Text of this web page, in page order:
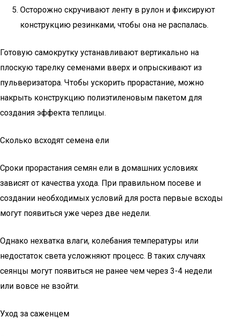
Осторожно скручивают ленту в рулон и фиксируют
конструкцию резинками, чтобы она не распалась.
Готовую самокрутку устанавливают вертикально на
плоскую тарелку семенами вверх и опрыскивают из
пульверизатора. Чтобы ускорить прорастание, можно
накрыть конструкцию полиэтиленовым пакетом для
создания эффекта теплицы.
Сколько всходят семена ели
Сроки прорастания семян ели в домашних условиях
зависят от качества ухода. При правильном посеве и
создании необходимых условий для роста первые всходы
могут появиться уже через две недели.
Однако нехватка влаги, колебания температуры или
недостаток света усложняют процесс. В таких случаях
сеянцы могут появиться не ранее чем через 3-4 недели
или вовсе не взойти.
Уход за саженцем